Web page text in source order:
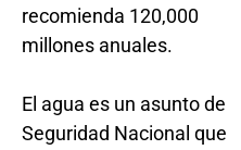
recomienda 120,000
millones anuales.
El agua es un asunto de
Seguridad Nacional que